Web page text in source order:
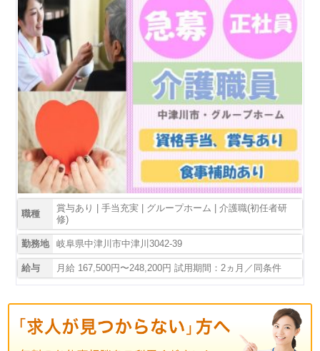
職種
賞与あり | 手当充実 | グループホーム | 介護職(初任者研
修)
勤務地 岐阜県中津川市中津川3042-39
給与 月給 167,500円〜248,200円 試用期間：2ヵ月／同条件